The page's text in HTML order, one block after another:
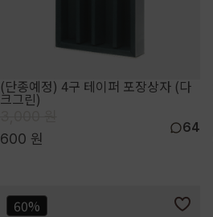
(단종예정) 4구 테이퍼 포장상자 (다
크그린)
600 원
64
60%